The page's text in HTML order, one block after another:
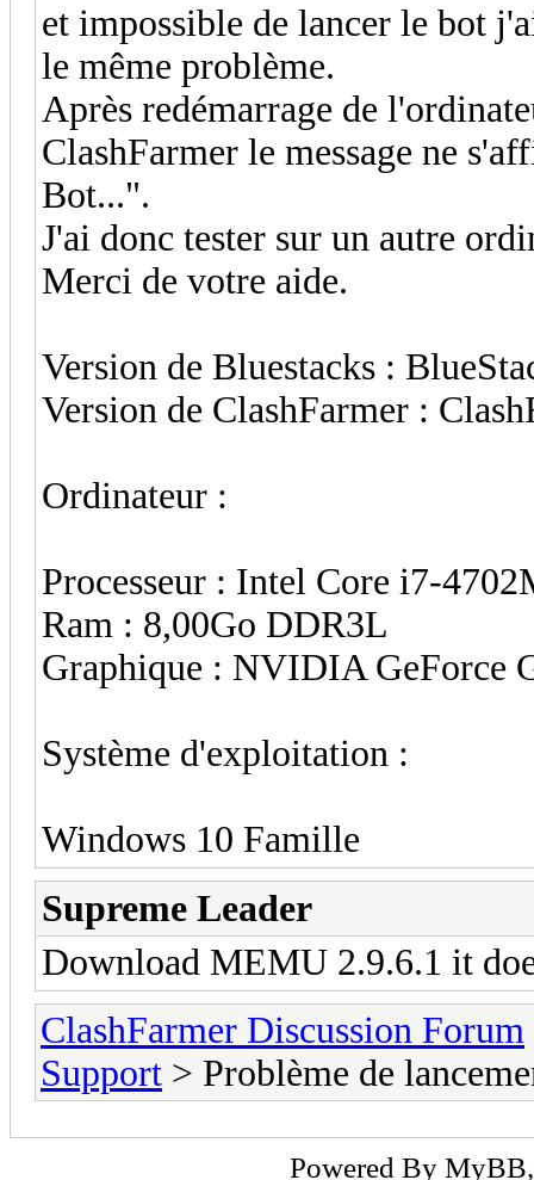
et impossible de lancer le bot
le même problème.
Après redémarrage de
ClashFarmer le message ne
Bot...".
J'ai donc tester sur un autre
Merci de votre aide.
Version de Bluestacks :
Version de ClashFarmer :
Ordinateur :
Processeur : Intel Core i7-
Ram : 8,00Go DDR3L
Graphique : NVIDIA GeForce
Système d'exploitation :
Windows 10 Famille
Supreme Leader
Download MEMU 2.9.6.1 it
ClashFarmer Discussion Forum
Support > Problème de
Powered By MyBB